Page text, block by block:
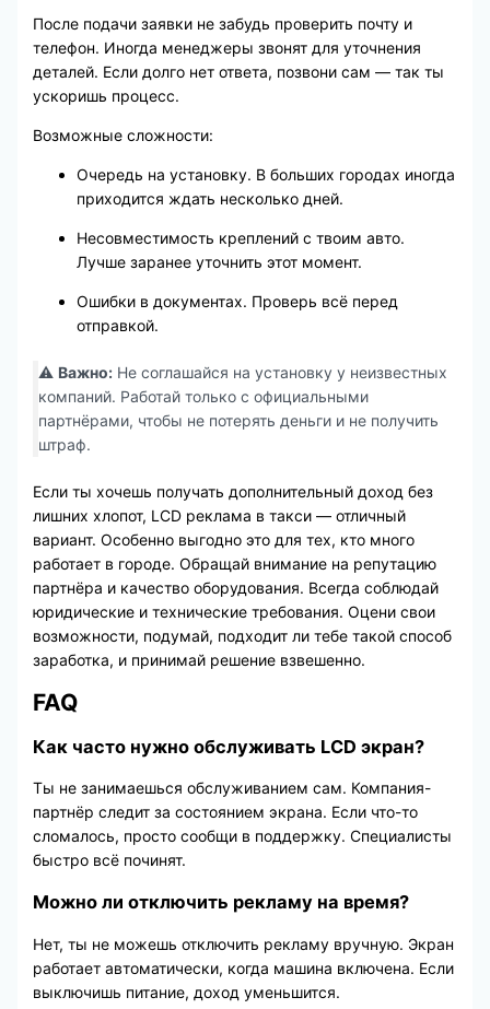
После подачи заявки не забудь проверить почту и
телефон. Иногда менеджеры звонят для уточнения
деталей. Если долго нет ответа, позвони сам — так ты
ускоришь процесс.
Возможные сложности:
Очередь на установку. В больших городах иногда
приходится ждать несколько дней.
Несовместимость креплений с твоим авто.
Лучше заранее уточнить этот момент.
Ошибки в документах. Проверь всё перед
отправкой.
⚠️ Важно:Не соглашайся на установку у неизвестных
компаний. Работай только с официальными
партнёрами, чтобы не потерять деньги и не получить
штраф.
Если ты хочешь получать дополнительный доход без
лишних хлопот, LCD реклама в такси — отличный
вариант. Особенно выгодно это для тех, кто много
работает в городе. Обращай внимание на репутацию
партнёра и качество оборудования. Всегда соблюдай
юридические и технические требования. Оцени свои
возможности, подумай, подходит ли тебе такой способ
заработка, и принимай решение взвешенно.
FAQ
Как часто нужно обслуживать LCD экран?
Ты не занимаешься обслуживанием сам. Компания-
партнёр следит за состоянием экрана. Если что-то
сломалось, просто сообщи в поддержку. Специалисты
быстро всё починят.
Можно ли отключить рекламу на время?
Нет, ты не можешь отключить рекламу вручную. Экран
работает автоматически, когда машина включена. Если
выключишь питание, доход уменьшится.